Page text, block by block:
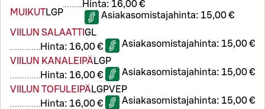
MUIKUTLGP
Hinta: 16,00 €
Asiakasomistajahinta: 15,00 €
VIILUN SALAATTI GL
Hinta: 16,00 € Asiakasomistajahinta: 15,00 €
VIILUN KANALEIPÄ LGP
Hinta: 16,00 € Asiakasomistajahinta: 15,00 €
VIILUN TOFULEIPÄ LGPVEP
Hinta: 16,00 € Asiakasomistajahinta: 15,00 €